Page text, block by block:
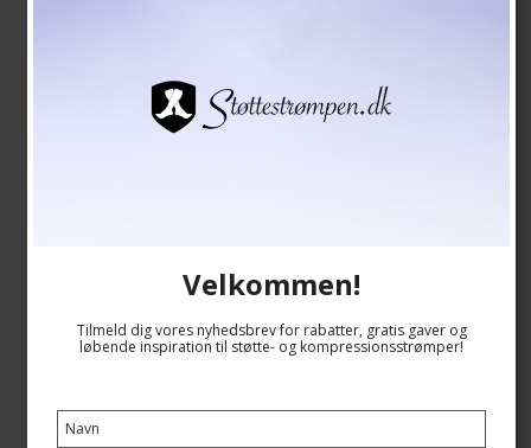
Se størrelsesskema her
118,00 DKK
Velkommen!
Tilmeld dig vores nyhedsbrev for rabatter, gratis gaver og
løbende inspiration til støtte- og kompressionsstrømper!